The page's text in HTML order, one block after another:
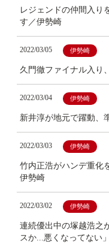
レジェンドの仲間入り
す／伊勢崎
2022/03/05 伊勢崎
久門徹ファイナル入り
2022/03/04 伊勢崎
新井淳が地元で躍動、
2022/03/03 伊勢崎
竹内正浩がハンデ重化
伊勢崎
2022/03/02 伊勢崎
連続優出中の塚越浩之
スか...悪くなってない